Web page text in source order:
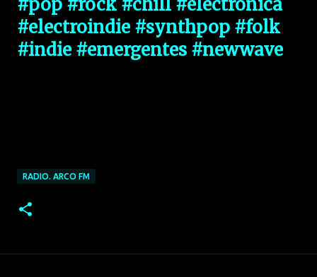
#pop #rock #chill #electronica
#electroindie #synthpop #folk
#indie #emergentes #newwave
RADIO. ARCO FM